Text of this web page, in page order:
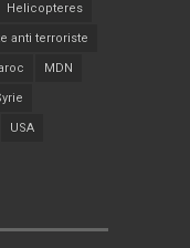
Helicopteres
anti terroriste
MDN
USA